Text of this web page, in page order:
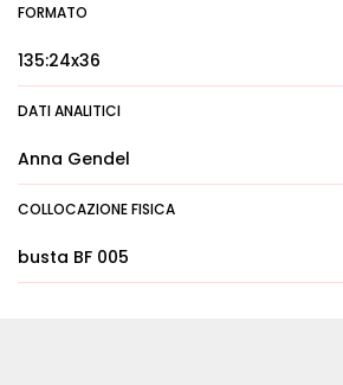
FORMATO
135:24x36
DATI ANALITICI
Anna Gendel
COLLOCAZIONE FISICA
busta BF 005